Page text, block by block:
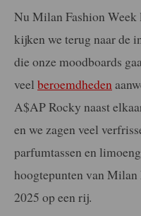
Nu Milan Fashion
kijken we terug naar de
die onze moodboards
veel beroemdheden
A$AP Rocky naast
en we zagen veel
parfumtassen en
hoogtepunten van
2025 op een rij.